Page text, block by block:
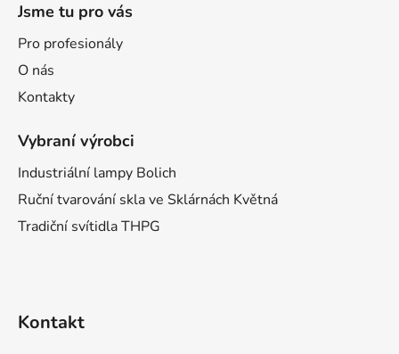
Jsme tu pro vás
Pro profesionály
O nás
Kontakty
Vybraní výrobci
Industriální lampy Bolich
Ruční tvarování skla ve Sklárnách Květná
Tradiční svítidla THPG
Kontakt